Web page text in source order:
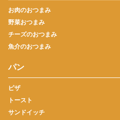
お肉のおつまみ
野菜おつまみ
チーズのおつまみ
魚介のおつまみ
パン
ピザ
トースト
サンドイッチ